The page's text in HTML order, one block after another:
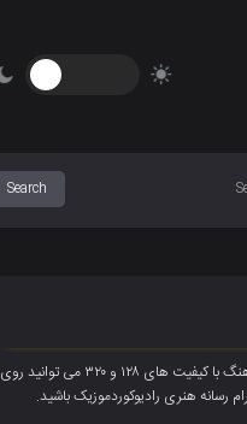
آهنگ جدیده مهران هدایتی به نام « ئەی کەوی » هم اکنون به صورت انحصاری پخش شد، جهت دانلود و شنیدن این آهنگ با کیفیت های ۱۲۸ و ۳۲۰ می توانید روی
رسانه هنری رادیوکوردموزیک باشید.